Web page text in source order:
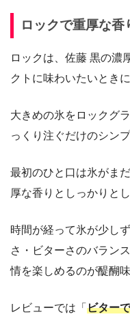
ロックで重厚な
ロックは、佐藤 黒の濃
クトに味わいたいとき
大きめの氷をロックグ
っくり注ぐだけのシン
最初のひと口は氷がま
厚な香りとしっかりと
時間が経って氷が少し
さ・ビターさのバラン
情を楽しめるのが醍醐味
レビューでは「 ビター